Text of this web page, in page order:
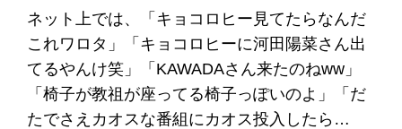
ネット上では、「キョコロヒー見てたらなんだ
これワロタ」「キョコロヒーに河田陽菜さん出
てるやんけ笑」「KAWADAさん来たのねww」
「椅子が教祖が座ってる椅子っぽいのよ」「だ
たでさえカオスな番組にカオス投入したら…